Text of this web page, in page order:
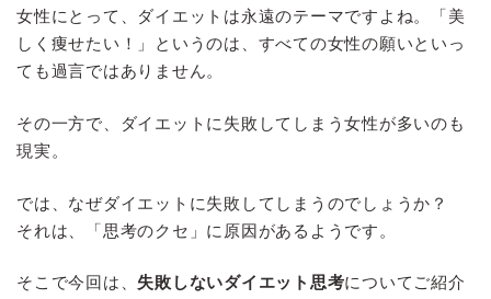
女性にとって、ダイエットは永遠のテーマですよね。「美
しく痩せたい！」というのは、すべての女性の願いといっ
ても過言ではありません。
その一方で、ダイエットに失敗してしまう女性が多いのも
現実。
では、なぜダイエットに失敗してしまうのでしょうか？
それは、「思考のクセ」に原因があるようです。
そこで今回は、 失敗しないダイエット思考についてご紹介